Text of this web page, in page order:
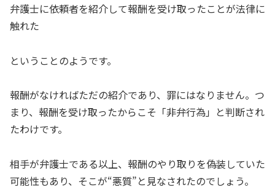
弁護士に依頼者を紹介して報酬を受け取ったことが法律に
触れた
ということのようです。
報酬がなければただの紹介であり、罪にはなりません。つ
まり、報酬を受け取ったからこそ「非弁行為」と判断され
たわけです。
相手が弁護士である以上、報酬のやり取りを偽装していた
可能性もあり、そこが“悪質”と見なされたのでしょう。